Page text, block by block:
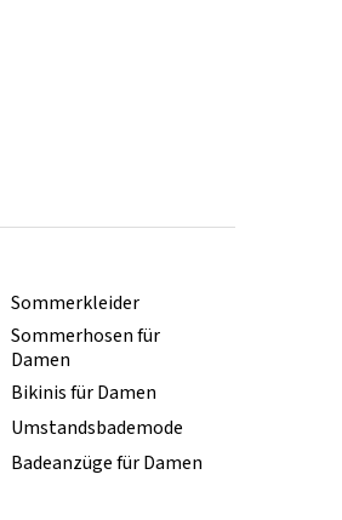
Sommerkleider
Sommerhosen für
Damen
Bikinis für Damen
Umstandsbademode
Badeanzüge für Damen